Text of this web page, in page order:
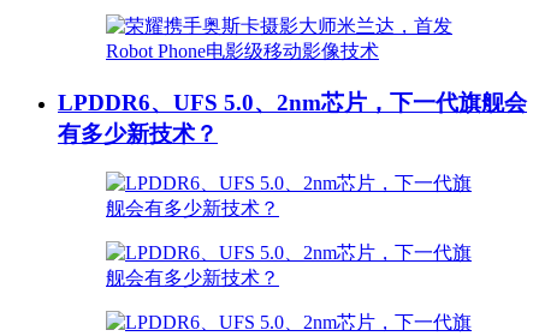
LPDDR6、UFS 5.0、2nm芯片，下一代旗舰会
有多少新技术？